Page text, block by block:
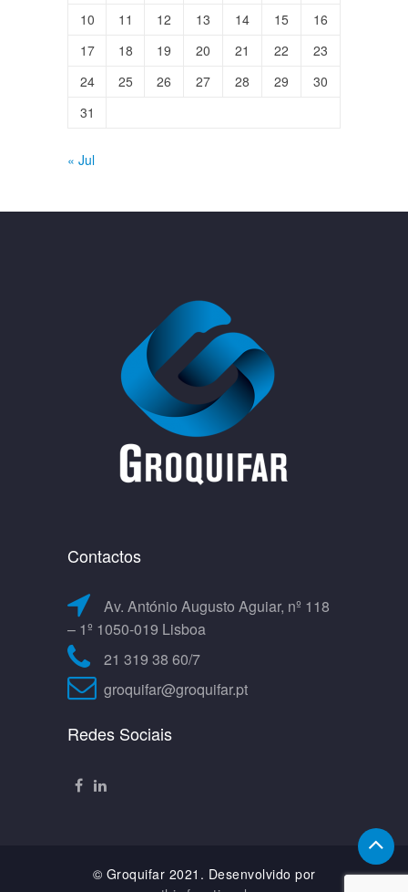
10
11 12 13 14 15
16
17
18 19 20 21 22
23
24
25 26 27 28 29
30
31
« Jul
Contactos
Av. António Augusto Aguiar, nº 118
– 1º 1050-019 Lisboa
21 319 38 60/7
groquifar@groquifar.pt
Redes Sociais
© Groquifar 2021. Desenvolvido por